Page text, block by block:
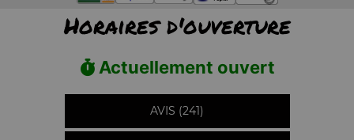
Horaires d'ouverture
Actuellement ouvert
AVIS (241)